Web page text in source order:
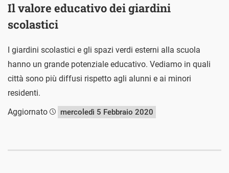
Il valore educativo dei giardini
scolastici
I giardini scolastici e gli spazi verdi esterni alla scuola
hanno un grande potenziale educativo. Vediamo in quali
città sono più diffusi rispetto agli alunni e ai minori
residenti.
Aggiornato
mercoledì 5 Febbraio 2020